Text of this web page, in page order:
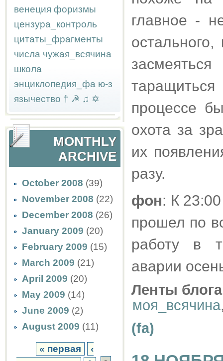
венеция форизмы
цензура_контроль
цитаты_фрагменты
числа чужая_всячина
школа
энциклопедия_фа ю-з
язычество † ☭ ♫ ✡
MONTHLY
ARCHIVE
October 2008 (39)
November 2008 (22)
December 2008 (26)
January 2009 (20)
February 2009 (15)
March 2009 (21)
April 2009 (20)
May 2009 (14)
June 2009 (2)
August 2009 (11)
« первая
‹
главное -
процессе
охота за
их
разу.
фон: К
прошел по
работу в
аварии
Ленты
моя_всячина
(fa)